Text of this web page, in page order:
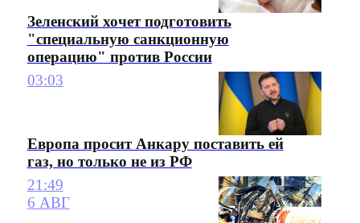
Зеленский хочет подготовить
"специальную санкционную
операцию" против России
03:03
Европа просит Анкару поставить ей
газ, но только не из РФ
21:49
6 АВГ